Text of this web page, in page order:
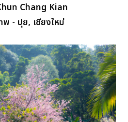
Chang Kian
พ - ปุย, เชียงใหม่